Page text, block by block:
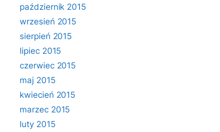
październik 2015
wrzesień 2015
sierpień 2015
lipiec 2015
czerwiec 2015
maj 2015
kwiecień 2015
marzec 2015
luty 2015